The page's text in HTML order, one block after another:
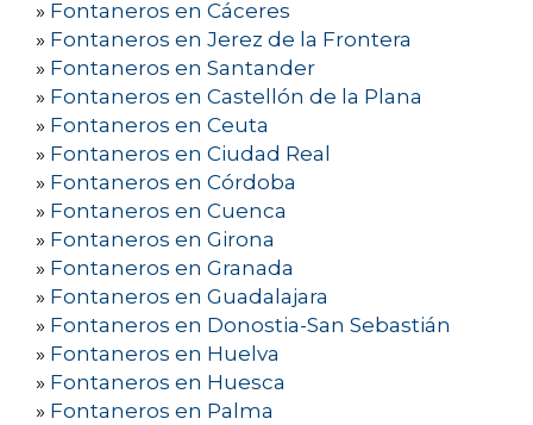
» Fontaneros en Cáceres
» Fontaneros en Jerez de la Frontera
» Fontaneros en Santander
» Fontaneros en Castellón de la Plana
» Fontaneros en Ceuta
» Fontaneros en Ciudad Real
» Fontaneros en Córdoba
» Fontaneros en Cuenca
» Fontaneros en Girona
» Fontaneros en Granada
» Fontaneros en Guadalajara
» Fontaneros en Donostia-San Sebastián
» Fontaneros en Huelva
» Fontaneros en Huesca
» Fontaneros en Palma